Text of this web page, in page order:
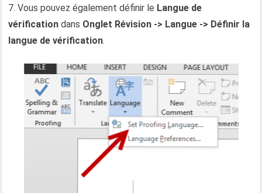
7. Vous pouvez également définir le Langue de
vérification dans Onglet Révision -> Langue -> Définir la
langue de vérification.